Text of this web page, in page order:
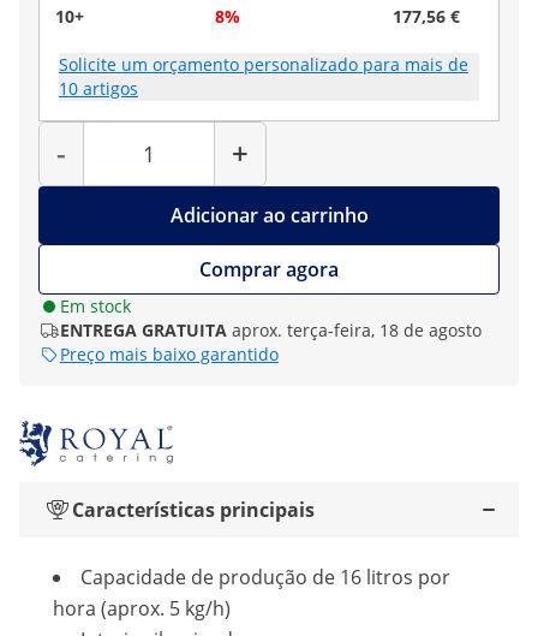
10+
8% 177,56 €
Solicite um orçamento personalizado para mais de
10 artigos
-
Quantidade
+
Adicionar ao carrinho
Comprar agora
Em stock
ENTREGA GRATUITA aprox. terça-feira, 18 de agosto
Preço mais baixo garantido
Características principais
Capacidade de produção de 16 litros por
hora (aprox. 5 kg/h)